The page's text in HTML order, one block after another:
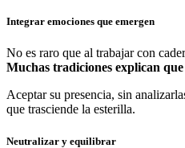
Integrar emociones que emergen
No es raro que al trabajar con
Muchas tradiciones explican
Aceptar su presencia, sin
que trasciende la esterilla.
Neutralizar y equilibrar